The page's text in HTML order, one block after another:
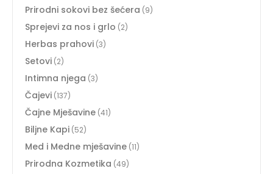
Prirodni sokovi bez šećera (9)
Sprejevi za nos i grlo (2)
Herbas prahovi (3)
Setovi (2)
Intimna njega (3)
Čajevi (137)
Čajne Mješavine (41)
Biljne Kapi (52)
Med i Medne mješavine (11)
Prirodna Kozmetika (49)